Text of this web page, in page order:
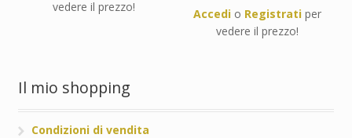
vedere il prezzo!
Accedi o Registrati per
vedere il prezzo!
Il mio shopping
Condizioni di vendita